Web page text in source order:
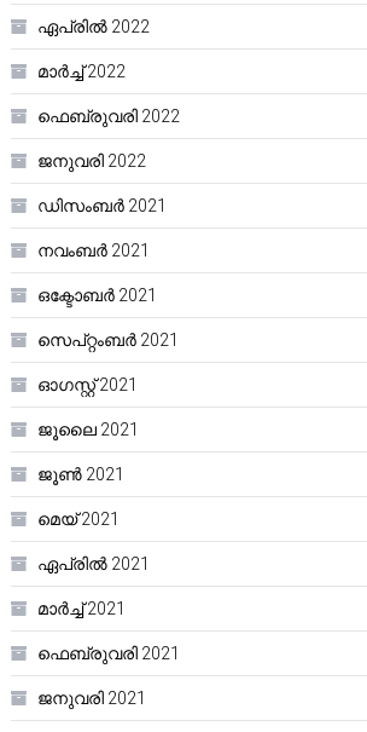
ഏപ്രിൽ 2022
മാർച്ച്‌ 2022
ഫെബ്രുവരി 2022
ജനുവരി 2022
ഡിസംബർ 2021
നവംബർ 2021
ഒക്ടോബർ 2021
സെപ്റ്റംബർ 2021
ഓഗസ്റ്റ്‌ 2021
ജൂലൈ 2021
ജൂൺ 2021
മെയ്‌ 2021
ഏപ്രിൽ 2021
മാർച്ച്‌ 2021
ഫെബ്രുവരി 2021
ജനുവരി 2021